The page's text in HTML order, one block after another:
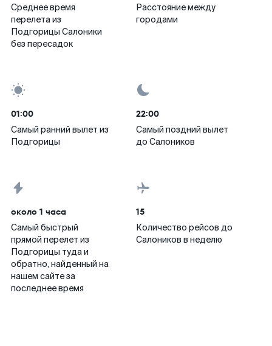
Среднее время
перелета из
Подгорицы Салоники
без пересадок
Расстояние между
городами
01:00
Самый ранний вылет из
Подгорицы
22:00
Самый поздний вылет
до Салоников
около 1 часа
Самый быстрый
прямой перелет из
Подгорицы туда и
обратно, найденный на
нашем сайте за
последнее время
15
Количество рейсов до
Салоников в неделю